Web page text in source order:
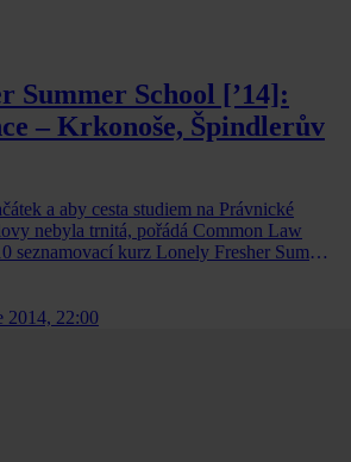
Summer School [’14]:
– Krkonoše, Špindlerův
a aby cesta studiem na Právnické
nebyla trnitá, pořádá Common Law
seznamovací kurz Lonely Fresher Summer
2014, 22:00